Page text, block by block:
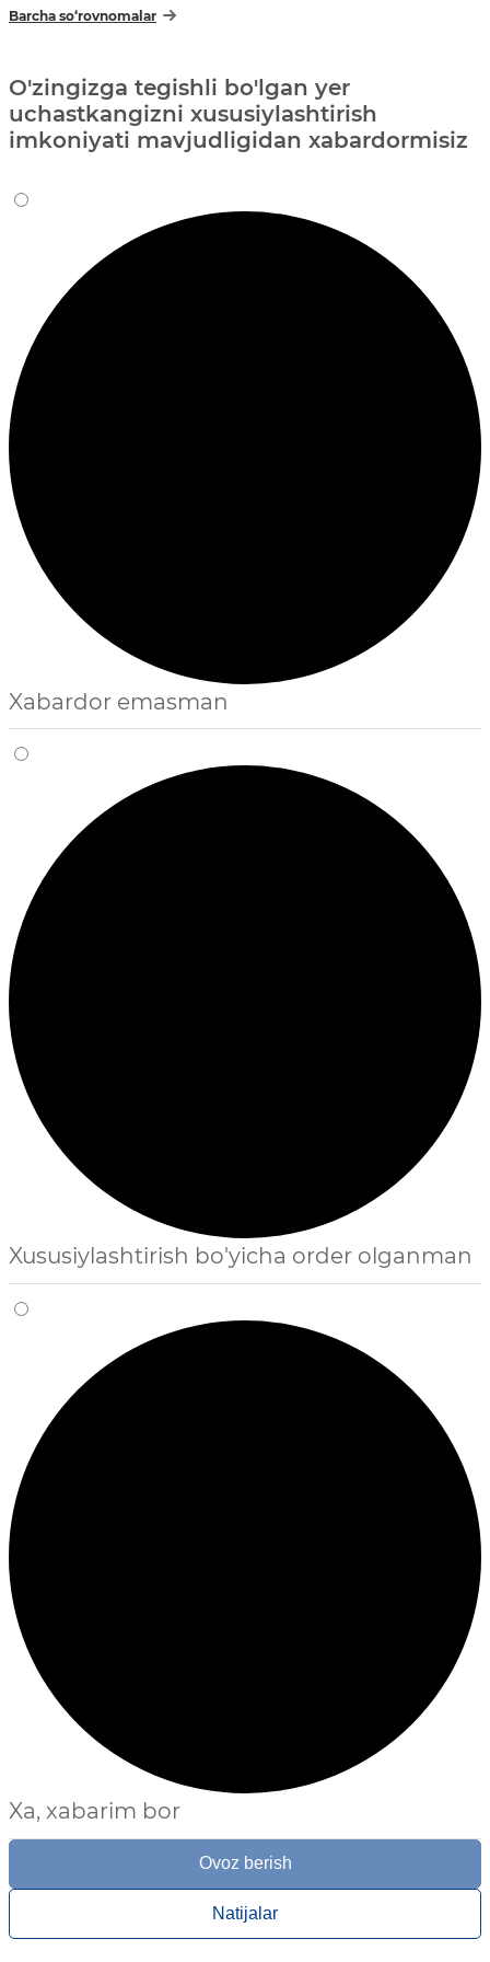
Barcha so‘rovnomalar
O'zingizga tegishli bo'lgan yer
uchastkangizni xususiylashtirish
imkoniyati mavjudligidan xabardormisiz
Xabardor emasman
Xususiylashtirish bo'yicha order olganman
Xa, xabarim bor
Ovoz berish
Natijalar